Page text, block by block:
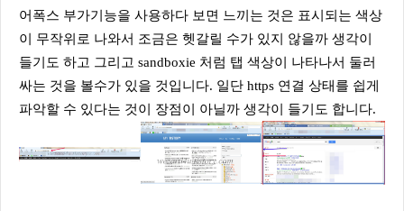
어폭스 부가기능을 사용하다 보면 느끼는 것은 표시되는 색상
이 무작위로 나와서 조금은 헷갈릴 수가 있지 않을까 생각이
들기도 하고 그리고 sandboxie 처럼 탭 색상이 나타나서 둘러
싸는 것을 볼수가 있을 것입니다. 일단 https 연결 상태를 쉽게
파악할 수 있다는 것이 장점이 아닐까 생각이 들기도 합니다.